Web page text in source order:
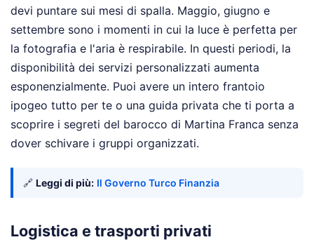
devi puntare sui mesi di spalla. Maggio, giugno e
settembre sono i momenti in cui la luce è perfetta per
la fotografia e l'aria è respirabile. In questi periodi, la
disponibilità dei servizi personalizzati aumenta
esponenzialmente. Puoi avere un intero frantoio
ipogeo tutto per te o una guida privata che ti porta a
scoprire i segreti del barocco di Martina Franca senza
dover schivare i gruppi organizzati.
🔗 Leggi di più: Il Governo Turco Finanzia
Logistica e trasporti privati